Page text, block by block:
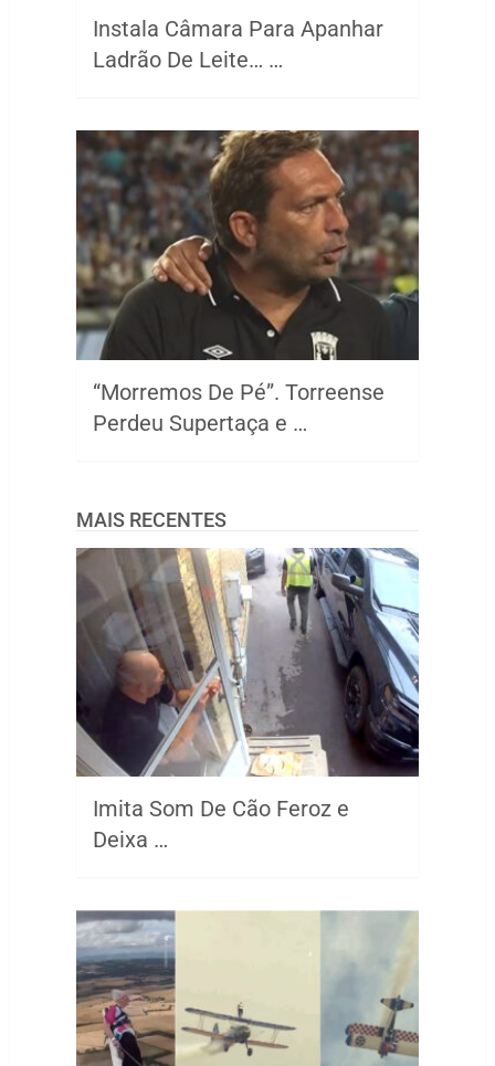
Instala Câmara Para Apanhar
Ladrão De Leite… …
“Morremos De Pé”. Torreense
Perdeu Supertaça e …
MAIS RECENTES
Imita Som De Cão Feroz e
Deixa …